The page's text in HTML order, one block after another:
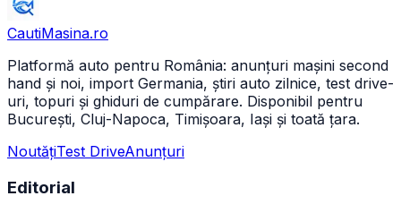
CautiMasina.ro
Platformă auto pentru România: anunțuri mașini second
hand și noi, import Germania, știri auto zilnice, test drive-
uri, topuri și ghiduri de cumpărare. Disponibil pentru
București, Cluj-Napoca, Timișoara, Iași și toată țara.
NoutățiTest DriveAnunțuri
Editorial